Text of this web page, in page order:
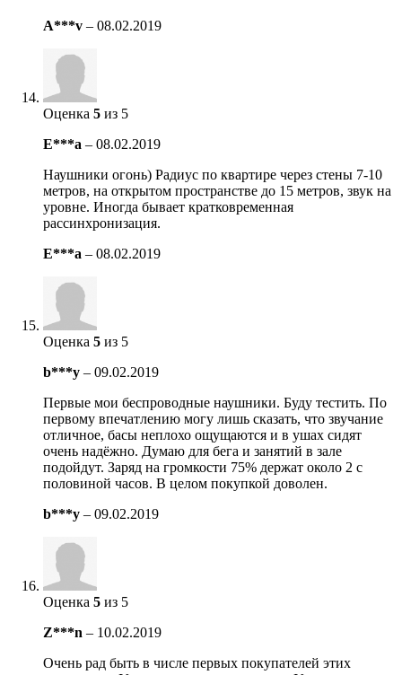
A***v – 08.02.2019
Оценка 5 из 5
E***a – 08.02.2019
Наушники огонь) Радиус по квартире через стены 7-10
метров, на открытом пространстве до 15 метров, звук на
уровне. Иногда бывает кратковременная
рассинхронизация.
E***a – 08.02.2019
Оценка 5 из 5
b***y – 09.02.2019
Первые мои беспроводные наушники. Буду тестить. По
первому впечатлению могу лишь сказать, что звучание
отличное, басы неплохо ощущаются и в ушах сидят
очень надёжно. Думаю для бега и занятий в зале
подойдут. Заряд на громкости 75% держат около 2 с
половиной часов. В целом покупкой доволен.
b***y – 09.02.2019
Оценка 5 из 5
Z***n – 10.02.2019
Очень рад быть в числе первых покупателей этих